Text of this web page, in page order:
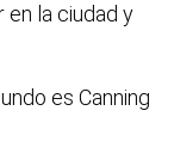
en la ciudad y
es Canning